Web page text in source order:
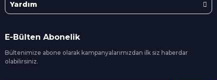
Yardım
E-Bülten Abonelik
Bültenimize abone olarak kampanyalarımızdan ilk siz haberdar
olabilirsiniz.